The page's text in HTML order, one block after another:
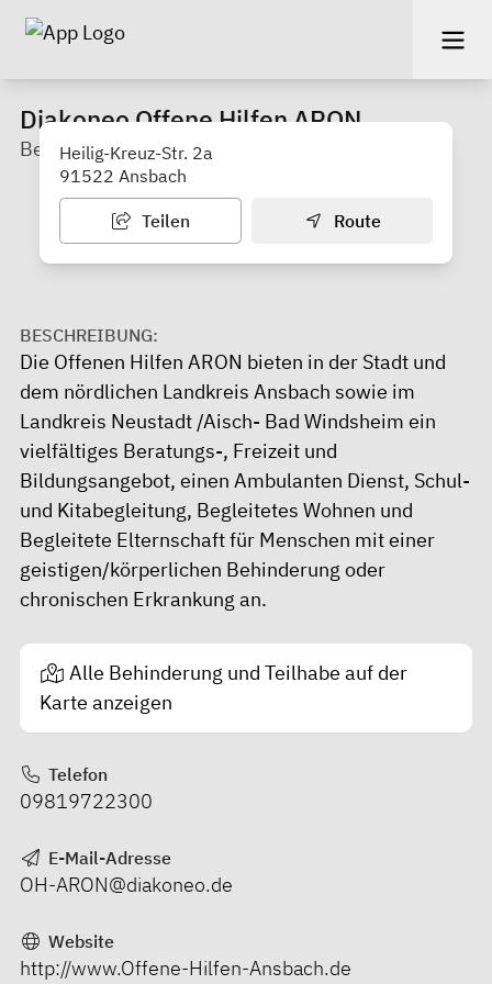
Diakoneo Offene Hilfen ARON
BeratungHeilig-Kreuz-Str. 2a
91522 Ansbach
Teilen Route
BESCHREIBUNG:
Die Offenen Hilfen ARON bieten in der Stadt und
dem nördlichen Landkreis Ansbach sowie im
Landkreis Neustadt /Aisch- Bad Windsheim ein
vielfältiges Beratungs-, Freizeit und
Bildungsangebot, einen Ambulanten Dienst, Schul-
und Kitabegleitung, Begleitetes Wohnen und
Begleitete Elternschaft für Menschen mit einer
geistigen/körperlichen Behinderung oder
chronischen Erkrankung an.
Alle Behinderung und Teilhabe auf der
Karte anzeigen
Telefon
09819722300
E-Mail-Adresse
OH-ARON@diakoneo.de
Website
http://www.Offene-Hilfen-Ansbach.de